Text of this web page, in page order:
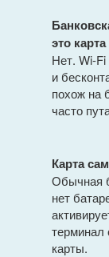
это
Нет. Wi-Fi
и
похож на
часто
Карта
Обычная
нет
терминал
карты.